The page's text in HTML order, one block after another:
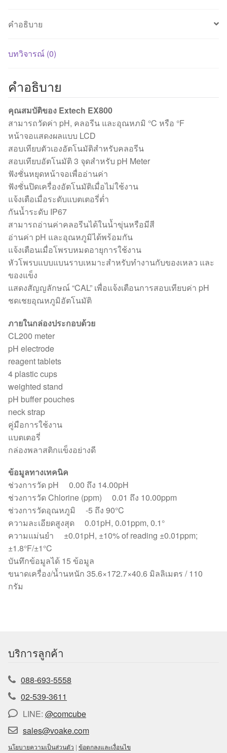
คำอธิบาย
บทวิจารณ์ (0)
คำอธิบาย
คุณสมบัติของ Extech EX800
สามารถวัดค่า pH, คลอรีน และอุณหภมิ °C หรือ °F
หน้าจอแสดงผลแบบ LCD
สอบเทียบตัวเองอัตโนมัติสำหรับคลอรีน
สอบเทียบอัตโนมัติ 3 จุดสำหรับ pH Meter
ฟังชั่นหยุดหน้าจอเพื่ออ่านค่า
ฟังชั่นปิดเครื่องอัตโนมัติเมื่อไม่ใช้งาน
แจ้งเตือเมื่อระดับแบตเตอรี่ต่ำ
กันน้ำระดับ IP67
สามารถอ่านค่าคลอรีนได้ในน้ำขุ่นหรือมีสี
อ่านค่า pH และอุณหภูมิได้พร้อมกัน
แจ้งเตือนเมื่อโพรบหมดอายุการใช้งาน
หัวโพรบแบบแบนราบเหมาะสำหรับทำงานกับของเหลว และ
ของแข็ง
แสดงสัญญลักษณ์ “CAL” เพื่อแจ้งเตือนการสอบเทียบค่า pH
ชดเชยอุณหภูมิอัตโนมัติ
ภายในกล่องประกอบด้วย
CL200 meter
pH electrode
reagent tablets
4 plastic cups
weighted stand
pH buffer pouches
neck strap
คู่มือการใช้งาน
แบตเตอรี่
กล่องพลาสติกแข็งอย่างดี
ข้อมูลทางเทคนิค
ช่วงการวัด pH 0.00 ถึง 14.00pH
ช่วงการวัด Chlorine (ppm) 0.01 ถึง 10.00ppm
ช่วงการวัดอุณหภูมิ -5 ถึง 90°C
ความละเอียดสูงสุด 0.01pH, 0.01ppm, 0.1°
ความแม่นยำ ±0.01pH, ±10% of reading ±0.01ppm;
±1.8°F/±1°C
บันทึกข้อมูลได้ 15 ข้อมูล
ขนาดเครื่อง/น้ำนหนัก 35.6×172.7×40.6 มิลลิเมตร / 110
กรัม
บริการลูกค้า
088-693-5558
02-539-3611
LINE: @comcube
sales@voake.com
นโยบายความเป็นส่วนตัว | ข้อตกลงและเงื่อนไข